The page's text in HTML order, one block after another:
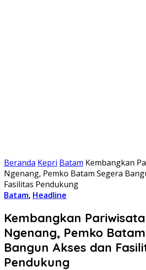
Beranda Kepri Batam Kembangkan
Ngenang, Pemko Batam Segera
Fasilitas Pendukung
Batam, Headline
Kembangkan
Ngenang, Pemko
Bangun Akses dan
Pendukung